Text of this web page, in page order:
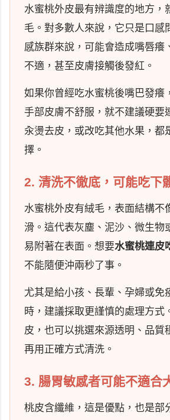
水蜜桃外皮最有辨識度的地方，
毛。對多數人來說，它只是口感
感族群來說，可能會造成嘴唇癢
不適，甚至皮膚接觸後發紅。
如果你曾經吃水蜜桃後嘴巴發癢
手部皮膚不舒服，就不建議硬要
汆燙去皮，或改吃其他水果，都
擇。
2. 清洗不徹底，可能吃下
水蜜桃外皮有絨毛，表面結構不
滑。這代表灰塵、泥沙、微生物
易附著在表面。想要水蜜桃連皮
不能隨便沖兩秒了事。
尤其是給小孩、長輩、孕婦或免
時，建議採取更謹慎的處理方式
皮，也可以挑選來源透明、品質
再用正確方式清洗。
3. 腸胃敏感者可能不適合
桃皮含纖維，這是優點，也是部